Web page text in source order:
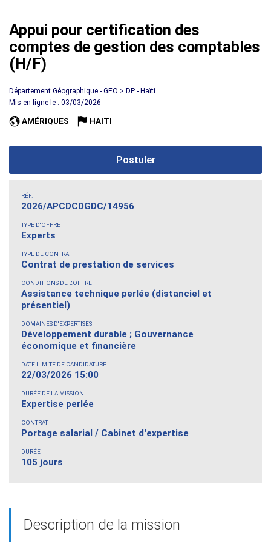
Appui pour certification des
comptes de gestion des comptables
(H/F)
Département Géographique - GEO > DP - Haïti
Mis en ligne le : 03/03/2026
AMÉRIQUES HAITI
Postuler
RÉF.
2026/APCDCDGDC/14956
TYPE D'OFFRE
Experts
TYPE DE CONTRAT
Contrat de prestation de services
CONDITIONS DE L'OFFRE
Assistance technique perlée (distanciel et
présentiel)
DOMAINES D'EXPERTISES
Développement durable ; Gouvernance
économique et financière
DATE LIMITE DE CANDIDATURE
22/03/2026 15:00
DURÉE DE LA MISSION
Expertise perlée
CONTRAT
Portage salarial / Cabinet d'expertise
DURÉE
105 jours
Description de la mission